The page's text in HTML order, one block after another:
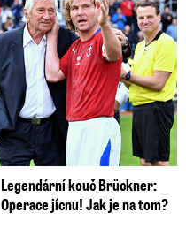
Legendární kouč Brückner:
Operace jícnu! Jak je na tom?